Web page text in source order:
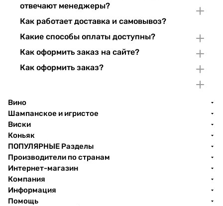
отвечают менеджеры?
Как работает доставка и самовывоз?
Какие способы оплаты доступны?
Как оформить заказ на сайте?
Как оформить заказ?
Вино
Шампанское и игристое
Виски
Коньяк
ПОПУЛЯРНЫЕ Разделы
Производители по странам
Интернет-магазин
Компания
Информация
Помощь